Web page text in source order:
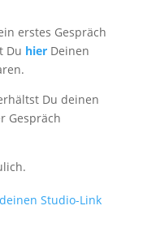
erstes Gespräch
Du hierDeinen
Du deinen
Gespräch